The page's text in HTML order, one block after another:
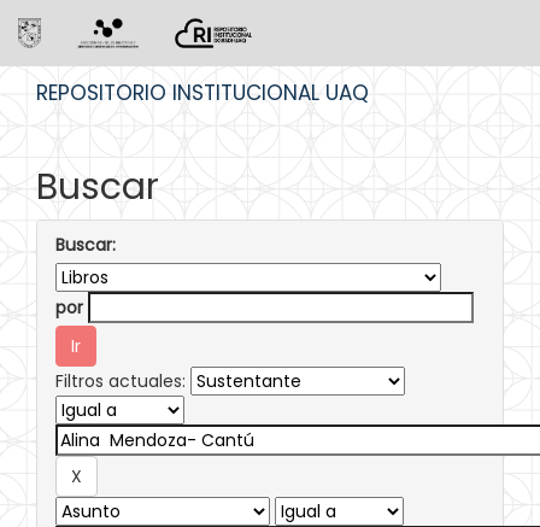
REPOSITORIO INSTITUCIONAL UAQ
Buscar
Buscar:
por
Filtros actuales: